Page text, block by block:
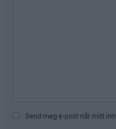
Send meg e-post når mitt